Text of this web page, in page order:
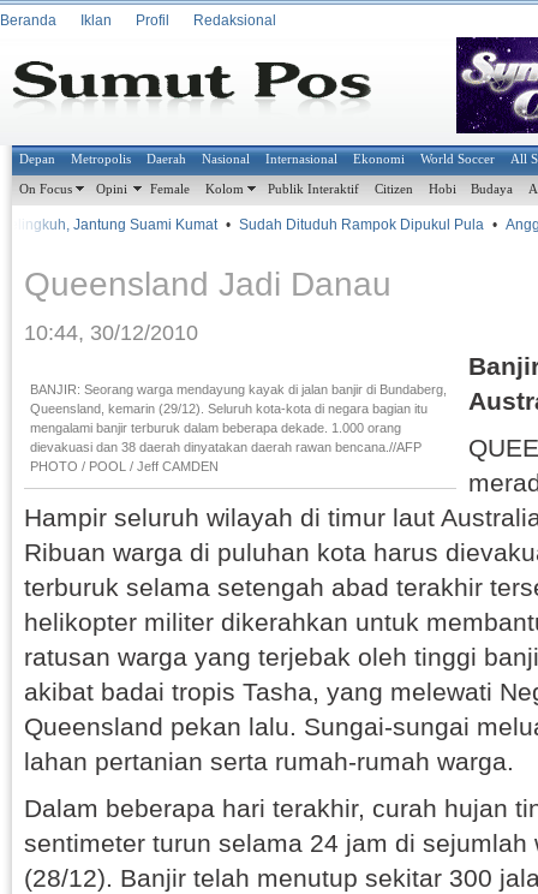
Beranda Iklan Profil Redaksional
Depan Metropolis Daerah Nasional Internasional Ekonomi World Soccer All
On Focus Opini Female Kolom Publik Interaktif Citizen Hobi Budaya
Jantung Suami Kumat • Sudah Dituduh Rampok Dipukul Pula •
Queensland Jadi Danau
10:44, 30/12/2010
BANJIR: Seorang warga mendayung kayak di jalan banjir di Bundaberg,
Queensland, kemarin (29/12). Seluruh kota-kota di negara bagian itu
mengalami banjir terburuk dalam beberapa dekade. 1.000 orang
dievakuasi dan 38 daerah dinyatakan daerah rawan bencana.//AFP
PHOTO / POOL / Jeff CAMDEN
Hampir seluruh wilayah di timur laut
Ribuan warga di puluhan kota harus
terburuk selama setengah abad terakhir
helikopter militer dikerahkan untuk
ratusan warga yang terjebak oleh tinggi
akibat badai tropis Tasha, yang melewati
Queensland pekan lalu. Sungai-sungai
lahan pertanian serta rumah-rumah warga.
Dalam beberapa hari terakhir, curah hujan
sentimeter turun selama 24 jam di sejumlah
(28/12). Banjir telah menutup sekitar 300